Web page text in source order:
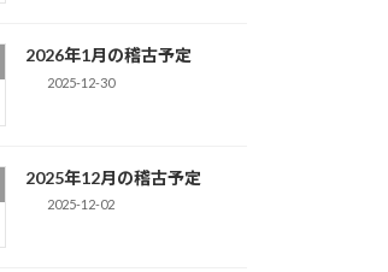
2026年1月の稽古予定
2025-12-30
2025年12月の稽古予定
2025-12-02